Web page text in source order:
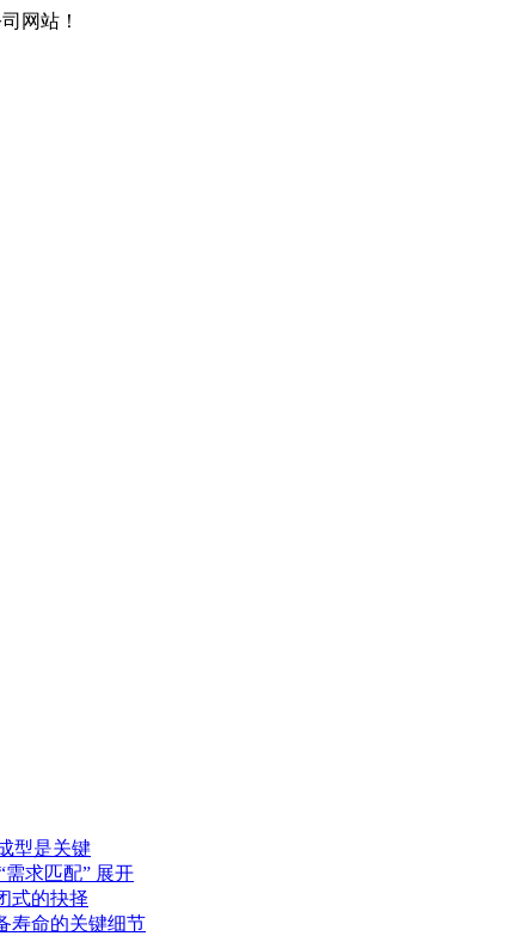
网站！
型是关键
求匹配” 展开
式的抉择
寿命的关键细节